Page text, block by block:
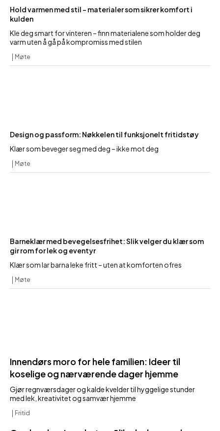
Hold varmen med stil – materialer som sikrer komfort i
kulden
Kle deg smart for vinteren – finn materialene som holder deg
varm uten å gå på kompromiss med stilen
Møte
Design og passform: Nøkkelen til funksjonelt fritidstøy
Klær som beveger seg med deg – ikke mot deg
Møte
Barneklær med bevegelsesfrihet: Slik velger du klær som
gir rom for lek og eventyr
Klær som lar barna leke fritt – uten at komforten ofres
Møte
Innendørs moro for hele familien: Ideer til
koselige og nærværende dager hjemme
Gjør regnværsdager og kalde kvelder til hyggelige stunder
med lek, kreativitet og samvær hjemme
Fritid